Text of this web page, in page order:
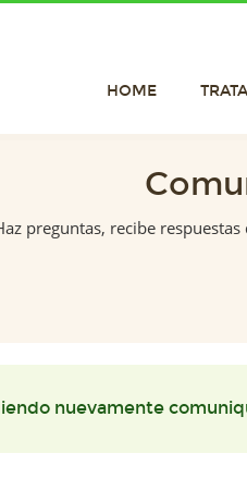
HOME
preguntas, recibe
nuevamente